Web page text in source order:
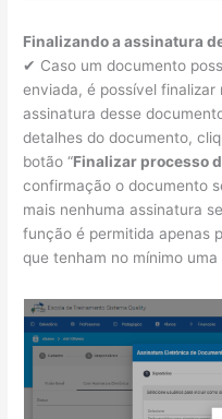
Finalizando a assinatura
✔ Caso um documento
enviada, é possível
assinatura desse
detalhes do documento,
botão “Finalizar processo
confirmação o documento
mais nenhuma assinatura
função é permitida apenas
que tenham no mínimo